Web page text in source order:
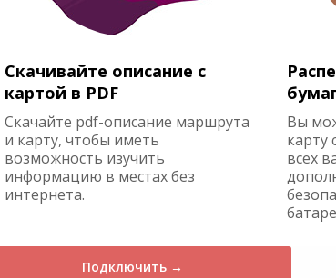
Скачивайте описание с
картой в PDF
Скачайте pdf-описание маршрута
и карту, чтобы иметь
возможность изучить
информацию в местах без
интернета.
Вы
карту
всех
Подключить →